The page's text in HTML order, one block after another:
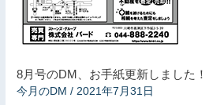
8月号のDM、お手紙更新しました！
今月のDM / 2021年7月31日
た！